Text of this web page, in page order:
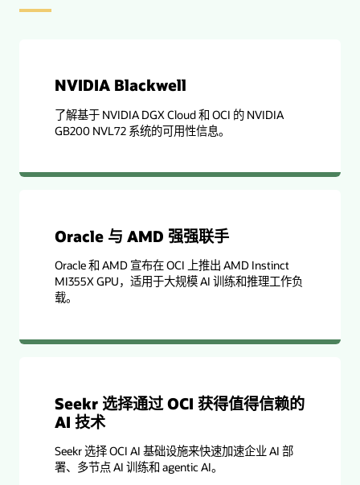
NVIDIA Blackwell
了解基于 NVIDIA DGX Cloud 和 OCI 的 NVIDIA
GB200 NVL72 系统的可用性信息。
Oracle 与 AMD 强强联手
Oracle 和 AMD 宣布在 OCI 上推出 AMD Instinct
MI355X GPU，适用于大规模 AI 训练和推理工作负
载。
Seekr 选择通过 OCI 获得值得信赖的
AI 技术
Seekr 选择 OCI AI 基础设施来快速加速企业 AI 部
署、多节点 AI 训练和 agentic AI。